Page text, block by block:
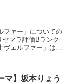
ファー」についての
マラ評価Bランク
ヴェルファー」は素
マ】坂本りょう